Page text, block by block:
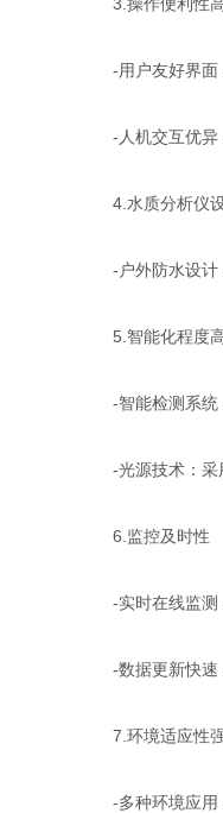
-用户友好界面：
-人机交互优异：
4.水质分析仪设
-户外防水设计：
5.智能化程度
-智能检测系统：
-光源技术：采用
6.监控及时性
-实时在线监测：
-数据更新快速：
7.环境适应性
-多种环境应用：